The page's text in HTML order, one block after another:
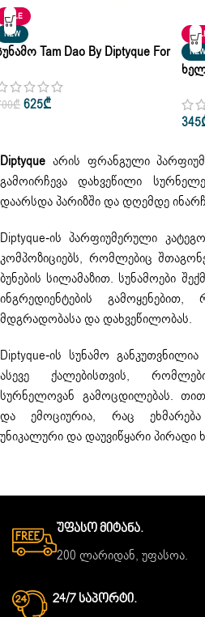
SALE
NEW
Tam Dao By Diptyque For
₾ 625₾
NEW
190
345
Diptyque არის ფრანგული
გამოირჩევა დახვეწილი
დაარსდა პარიზში და დღემდე
Diptyque-ის პარფიუმერული
კომპოზიციებს, რომლებიც
ბუნების სილამაზით. სუნამოები
ინგრედიენტების
მდგრადობასა და დახვეწილობას.
Diptyque-ის სუნამო
ასევე ქალებისთვის,
სურნელოვან გამოცდილებას.
და ემოციურია, რაც ეხმარება
უნიკალური და დაუვიწყარი პირადი
Უფასო Მიტანა.
200 ლარიდან, უფასოა.
24/7 Საპორტი.